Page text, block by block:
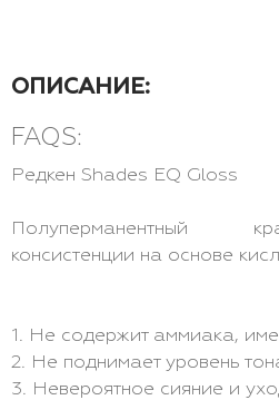
ОПИСАНИЕ:
FAQS:
Редкен Shades EQ Gloss
Полуперманентный
консистенции на основе
1. Не содержит аммиака,
2. Не поднимает уровень
3. Невероятное сияние и